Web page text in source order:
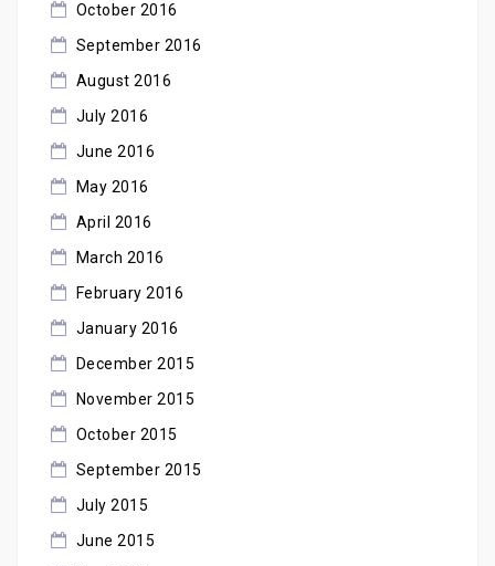
October 2016
September 2016
August 2016
July 2016
June 2016
May 2016
April 2016
March 2016
February 2016
January 2016
December 2015
November 2015
October 2015
September 2015
July 2015
June 2015